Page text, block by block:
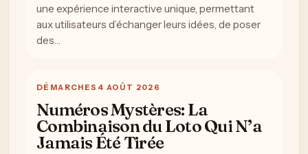
une expérience interactive unique, permettant
aux utilisateurs d’échanger leurs idées, de poser
des…
DÉMARCHES 4 AOÛT 2026
Numéros Mystères: La
Combinaison du Loto Qui N’a
Jamais Été Tirée